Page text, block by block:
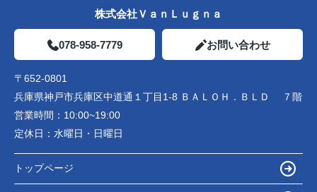
株式会社ＶａｎＬｕｇｎａ
078-958-7779 お問い合わせ
〒652-0801
兵庫県神戸市兵庫区中道通１丁目1-8 ＢＡＬＯＨ．ＢＬＤ ７階
営業時間： 10:00~19:00
定休日： 水曜日・日曜日
トップページ